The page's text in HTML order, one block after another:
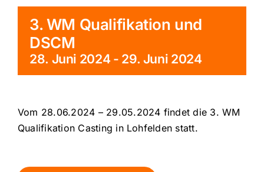
3. WM Qualifikation und
DSCM
28. Juni 2024- 29. Juni 2024
Vom 28.06.2024 – 29.05.2024 findet die 3. WM
Qualifikation Casting in Lohfelden statt.